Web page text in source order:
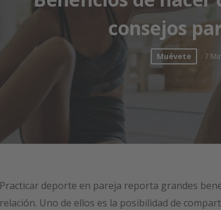
consejos
Muévete 7
Practicar deporte en pareja reporta grandes
relación. Uno de ellos es la posibilidad de